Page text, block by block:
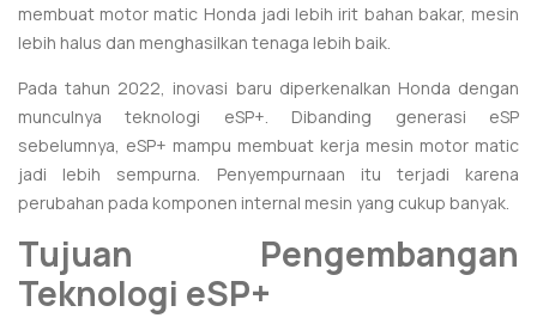
membuat motor matic Honda jadi lebih irit bahan bakar, mesin
lebih halus dan menghasilkan tenaga lebih baik.
Pada tahun 2022, inovasi baru diperkenalkan Honda dengan
munculnya teknologi eSP+. Dibanding generasi eSP
sebelumnya, eSP+ mampu membuat kerja mesin motor matic
jadi lebih sempurna. Penyempurnaan itu terjadi karena
perubahan pada komponen internal mesin yang cukup banyak.
Tujuan Pengembangan
Teknologi eSP+